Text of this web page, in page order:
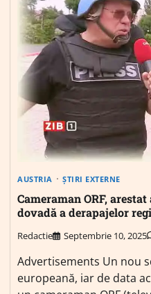
AUSTRIA ȘTIRI EXTERNE
Cameraman ORF,
dovadă a derapajelor
Redactie Septembrie 10, 2025
Advertisements Un nou
europeană, iar de data